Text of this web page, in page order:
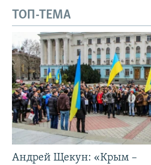
ТОП-ТЕМА
Андрей Щекун: «Крым –